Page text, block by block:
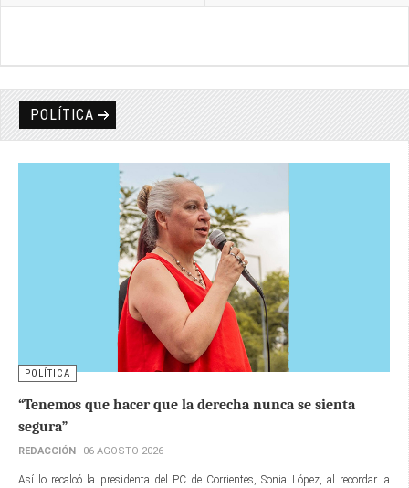
POLÍTICA
POLÍTICA
“Tenemos que hacer que la derecha nunca se sienta
segura”
REDACCIÓN 06 AGOSTO 2026
Así lo recalcó la presidenta del PC de Corrientes, Sonia López, al recordar la